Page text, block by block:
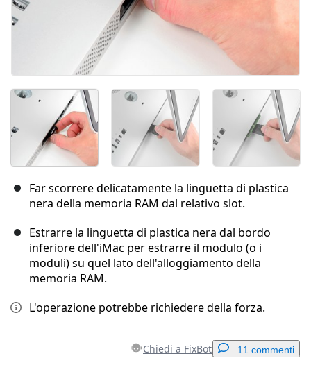
Far scorrere delicatamente la linguetta di plastica
nera della memoria RAM dal relativo slot.
Estrarre la linguetta di plastica nera dal bordo
inferiore dell'iMac per estrarre il modulo (o i
moduli) su quel lato dell'alloggiamento della
memoria RAM.
L'operazione potrebbe richiedere della forza.
Chiedi a FixBot 11 commenti